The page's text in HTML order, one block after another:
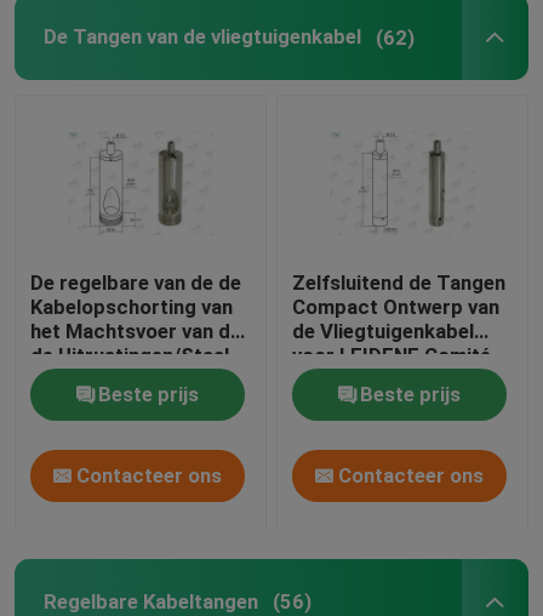
De Tangen van de vliegtuigenkabel (62)
De regelbare van de de
Kabelopschorting van
het Machtsvoer van de
de Uitrustingen/Staal
Draad Hangende
SystemenBeste prijs
Contacteer ons
Zelfsluitend de Tangen
Compact Ontwerp van
de Vliegtuigenkabel
voor LEIDENE Comité
Hangende Uitrustingen
Beste prijs
Contacteer ons
Regelbare Kabeltangen (56)